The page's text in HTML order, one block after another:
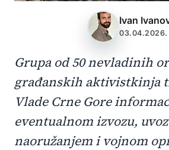
Ivan
03.04.2026.
Grupa od 50 nevladinih
građanskih aktivistkinja
Vlade Crne Gore
eventualnom izvozu,
naoružanjem i vojnom